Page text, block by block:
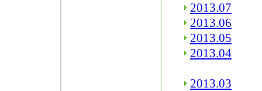
2013.07
2013.06
2013.05
2013.04
2013.03